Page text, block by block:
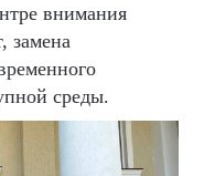
внимания
замена
среды.